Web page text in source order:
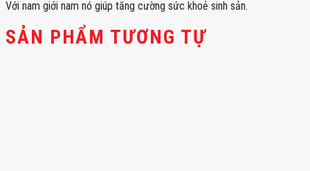
Với nam giới nam nó giúp tăng cường sức khoẻ sinh sản.
SẢN PHẨM TƯƠNG TỰ